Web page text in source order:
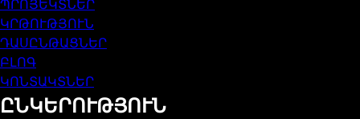
ՊՐՈՅԵԿՏՆԵՐ
ԿՐԹՈՒԹՅՈՒՆ
ԴԱՍԸՆԹԱՑՆԵՐ
ԲԼՈԳ
ԿՈՆՏԱԿՏՆԵՐ
ԸՆԿԵՐՈՒԹՅՈՒՆ